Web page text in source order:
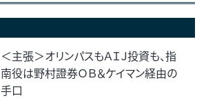
＜主張＞オリンパスもＡＩＪ投資も、指
南役は野村證券ＯＢ＆ケイマン経由の
手口